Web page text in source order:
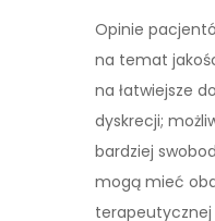
Opinie
na temat
na łatwiejsze
dyskrecji;
bardziej
mogą mieć
terapeutycznej